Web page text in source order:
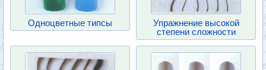
Одноцветные типсы
Упражнение высокой
степени сложности